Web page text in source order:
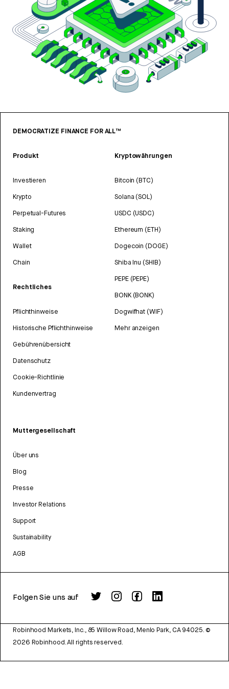
DEMOCRATIZE FINANCE FOR ALL™
Produkt
Investieren
Krypto
Perpetual-Futures
Staking
Wallet
Chain
Rechtliches
Pflichthinweise
Historische Pflichthinweise
Gebührenübersicht
Datenschutz
Cookie-Richtlinie
Kundenvertrag
Kryptowährungen
Bitcoin (BTC)
Solana (SOL)
USDC (USDC)
Ethereum (ETH)
Dogecoin (DOGE)
Shiba Inu (SHIB)
PEPE (PEPE)
BONK (BONK)
Dogwifhat (WIF)
Mehr anzeigen
Muttergesellschaft
Über uns
Blog
Presse
Investor Relations
Support
Sustainability
AGB
Folgen Sie uns auf
Robinhood Markets, Inc., 85 Willow Road, Menlo Park, CA 94025. ©
2026 Robinhood. All rights reserved.